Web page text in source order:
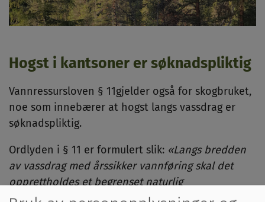
Hogst i kantsoner er søknadspliktig
Vannressursloven § 11gjelder også for skogbruket,
noe som innebærer at hogst langs vassdrag er
søknadspliktig.
Ordlyden i § 11 er formulert slik: «Langs bredden
av vassdrag med årssikker vannføring skal det
opprettholdes et begrenset naturlig
vegetasjonsbelte som motvirker avrenning og gir